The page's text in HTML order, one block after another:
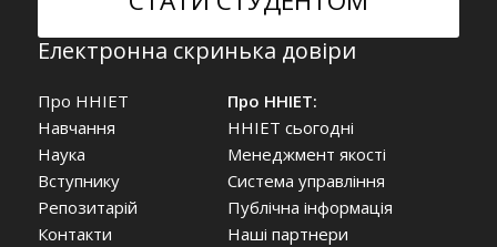
Електронна скринька довіри
Про ННІЕТ
Навчання
Наука
Вступнику
Репозитарій
Контакти
Про ННІЕТ:
ННІЕТ сьогодні
Менеджмент якості
Система управління
Публічна інформація
Наші партнери